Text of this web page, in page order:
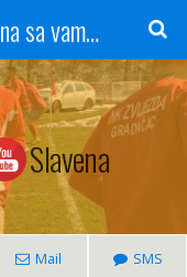
Radio Gradačac - 56 godina sa vama...
Slavena
Mail SMS